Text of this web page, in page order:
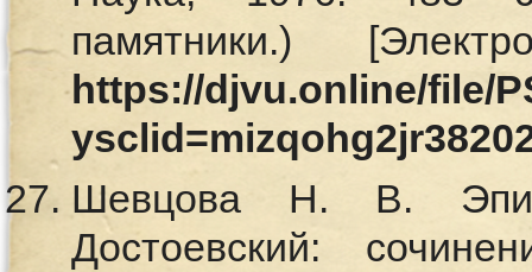
памятники.)
https://djvu.online/file/
Шевцова Н. В.
Достоевский: